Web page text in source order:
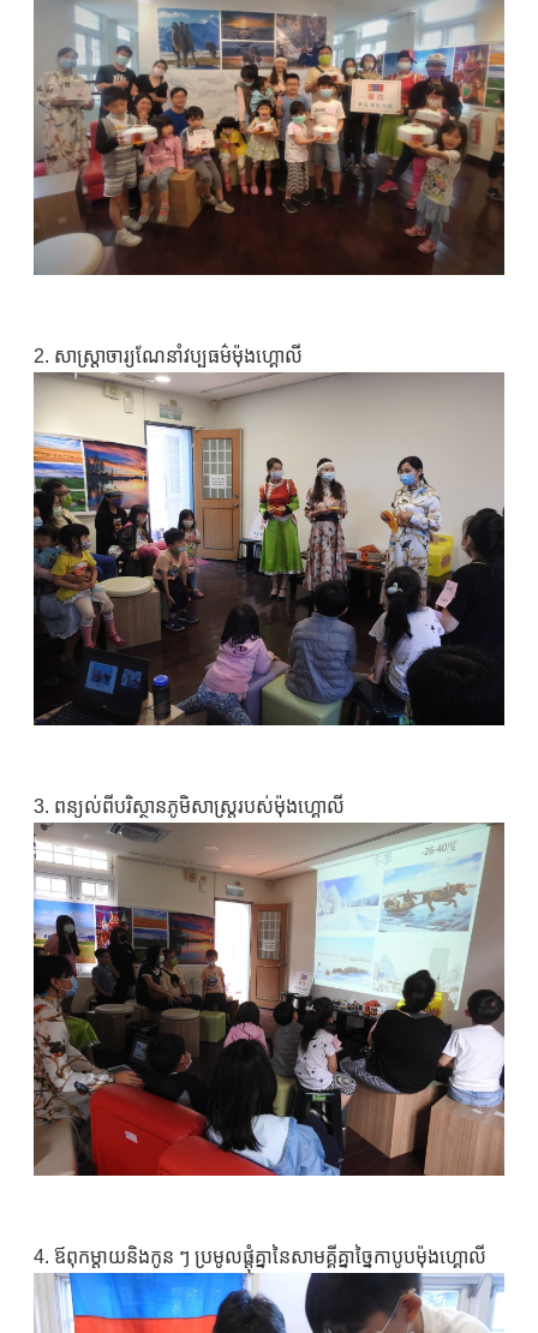
2. សាស្ត្រាចារ្យណែនាំវប្បធម៌ម៉ុងហ្គោលី
3. ពន្យល់ពីបរិស្ថានភូមិសាស្ត្ររបស់ម៉ុងហ្គោលី
4. ឪពុកម្តាយនិងកូន ៗ ប្រមូលផ្តុំគ្នានៃសាមគ្គីគ្នាច្នៃកាបូបម៉ុងហ្គោលី